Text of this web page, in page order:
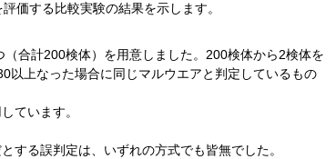
価する比較実験の結果を示します。
合計200検体）を用意しました。200検体から2検体を
以上なった場合に同じマルウエアと判定しているもの
ています。
する誤判定は、いずれの方式でも皆無でした。